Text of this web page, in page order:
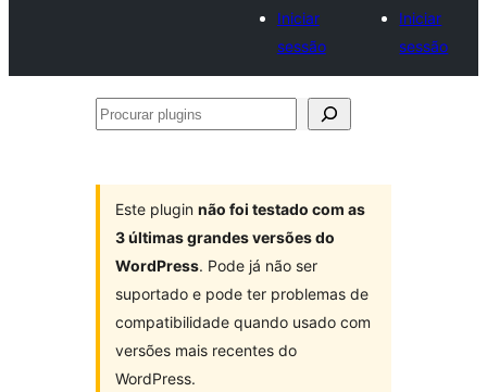
Iniciar
sessão
Iniciar
sessão
Procurar
Este plugin não foi testado com as
3 últimas grandes versões do
WordPress. Pode já não ser
suportado e pode ter problemas de
compatibilidade quando usado com
versões mais recentes do
WordPress.